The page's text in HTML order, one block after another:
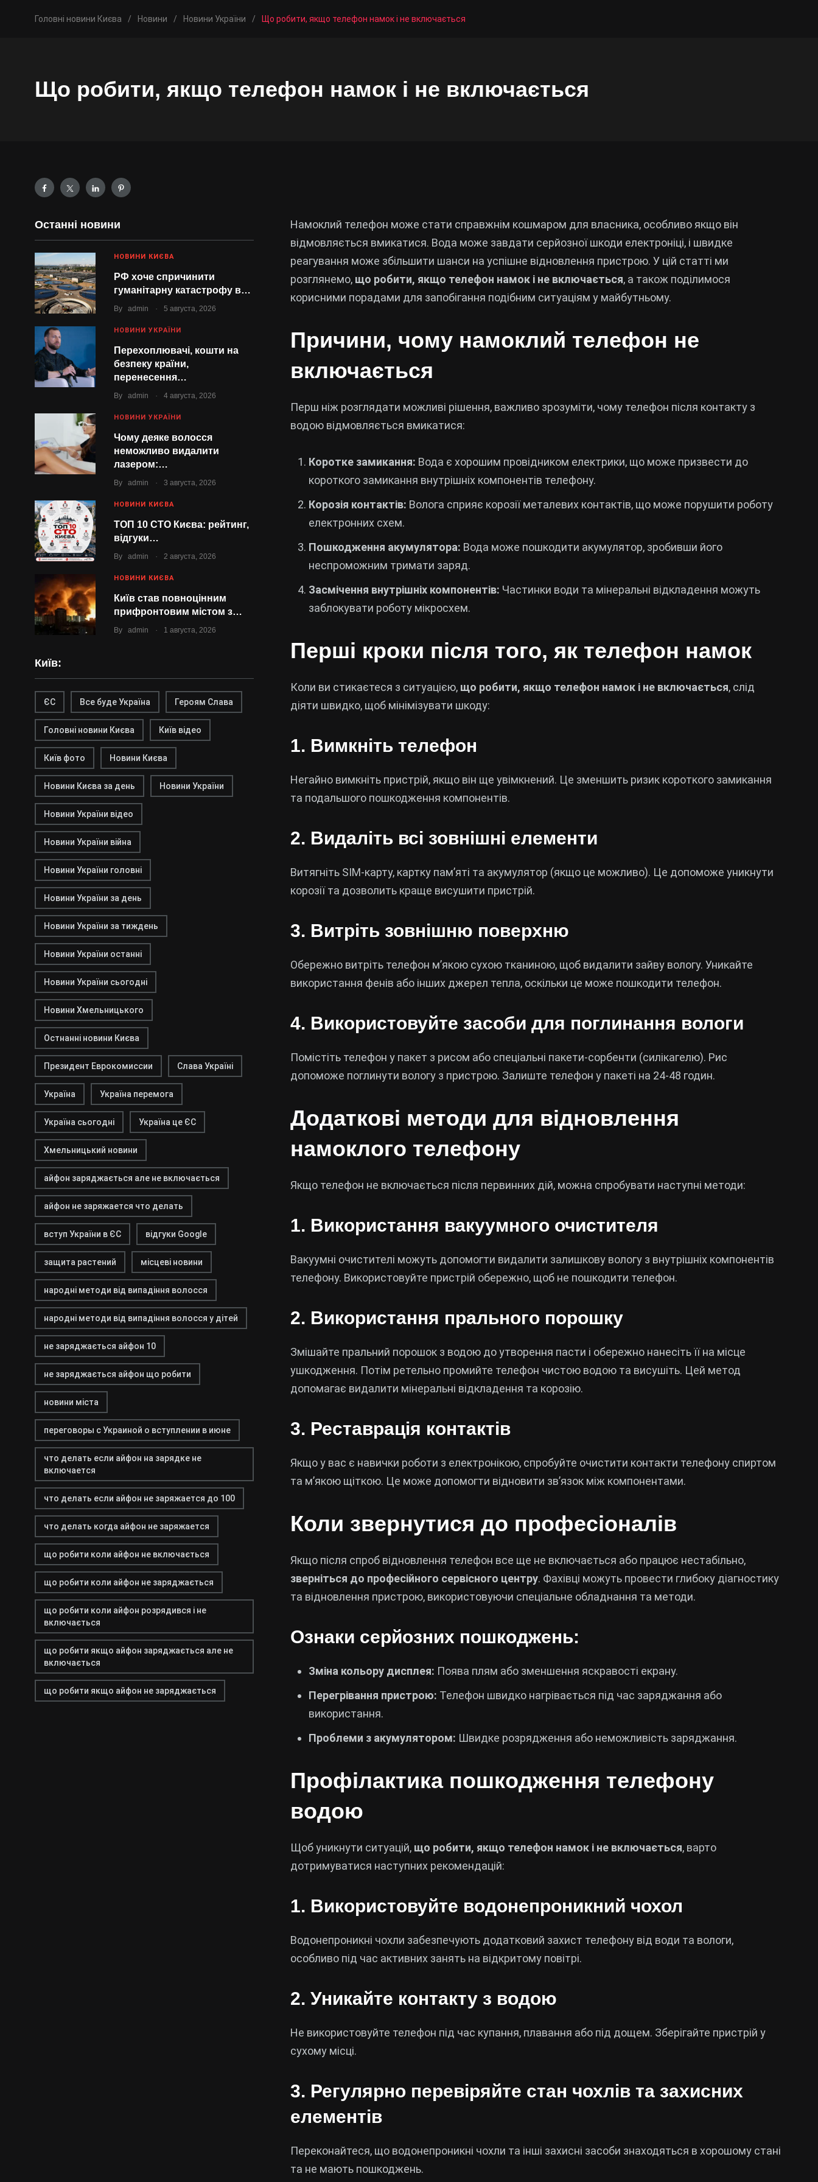
Головні новини Києва / Новини / Новини України / Що робити, якщо телефон намок і не включається
Що робити, якщо телефон намок і не включається
Останні новини
НОВИНИ КИЄВА
РФ хоче спричинити
гуманітарну катастрофу в…
By admin . 5 августа, 2026
НОВИНИ УКРАЇНИ
Перехоплювачі, кошти на
безпеку країни,
перенесення…
By admin . 4 августа, 2026
НОВИНИ УКРАЇНИ
Чому деяке волосся
неможливо видалити
лазером:…
By admin . 3 августа, 2026
НОВИНИ КИЄВА
ТОП 10 СТО Києва: рейтинг,
відгуки…
By admin . 2 августа, 2026
НОВИНИ КИЄВА
Київ став повноцінним
прифронтовим містом з…
By admin . 1 августа, 2026
Київ:
ЄС Все буде Україна Героям Слава
Головні новини Києва Київ відео
Київ фото Новини Києва
Новини Києва за день Новини України
Новини України відео
Новини України війна
Новини України головні
Новини України за день
Новини України за тиждень
Новини України останні
Новини України сьогодні
Новини Хмельницького
Остнанні новини Києва
Президент Еврокомиссии Слава Україні
Україна Україна перемога
Україна сьогодні Україна це ЄС
Хмельницький новини
айфон заряджається але не включається
айфон не заряжается что делать
вступ України в ЄС відгуки Google
защита растений місцеві новини
народні методи від випадіння волосся
народні методи від випадіння волосся у дітей
не заряджається айфон 10
не заряджається айфон що робити
новини міста
переговоры с Украиной о вступлении в июне
что делать если айфон на зарядке не
включается
что делать если айфон не заряжается до 100
что делать когда айфон не заряжается
що робити коли айфон не включається
що робити коли айфон не заряджається
що робити коли айфон розрядився і не
включається
що робити якщо айфон заряджається але не
включається
що робити якщо айфон не заряджається
Намоклий телефон може стати справжнім кошмаром для власника, особливо якщо він
відмовляється вмикатися. Вода може завдати серйозної шкоди електроніці, і швидке
реагування може збільшити шанси на успішне відновлення пристрою. У цій статті ми
розглянемо, що робити, якщо телефон намок і не включається, а також поділимося
корисними порадами для запобігання подібним ситуаціям у майбутньому.
Причини, чому намоклий телефон не
включається
Перш ніж розглядати можливі рішення, важливо зрозуміти, чому телефон після контакту з
водою відмовляється вмикатися:
Коротке замикання: Вода є хорошим провідником електрики, що може призвести до
короткого замикання внутрішніх компонентів телефону.
Корозія контактів: Волога сприяє корозії металевих контактів, що може порушити роботу
електронних схем.
Пошкодження акумулятора: Вода може пошкодити акумулятор, зробивши його
неспроможним тримати заряд.
Засмічення внутрішніх компонентів: Частинки води та мінеральні відкладення можуть
заблокувати роботу мікросхем.
Перші кроки після того, як телефон намок
Коли ви стикаєтеся з ситуацією, що робити, якщо телефон намок і не включається, слід
діяти швидко, щоб мінімізувати шкоду:
1. Вимкніть телефон
Негайно вимкніть пристрій, якщо він ще увімкнений. Це зменшить ризик короткого замикання
та подальшого пошкодження компонентів.
2. Видаліть всі зовнішні елементи
Витягніть SIM-карту, картку пам’яті та акумулятор (якщо це можливо). Це допоможе уникнути
корозії та дозволить краще висушити пристрій.
3. Витріть зовнішню поверхню
Обережно витріть телефон м’якою сухою тканиною, щоб видалити зайву вологу. Уникайте
використання фенів або інших джерел тепла, оскільки це може пошкодити телефон.
4. Використовуйте засоби для поглинання вологи
Помістіть телефон у пакет з рисом або спеціальні пакети-сорбенти (силікагелю). Рис
допоможе поглинути вологу з пристрою. Залиште телефон у пакеті на 24-48 годин.
Додаткові методи для відновлення
намоклого телефону
Якщо телефон не включається після первинних дій, можна спробувати наступні методи:
1. Використання вакуумного очистителя
Вакуумні очистителі можуть допомогти видалити залишкову вологу з внутрішніх компонентів
телефону. Використовуйте пристрій обережно, щоб не пошкодити телефон.
2. Використання прального порошку
Змішайте пральний порошок з водою до утворення пасти і обережно нанесіть її на місце
ушкодження. Потім ретельно промийте телефон чистою водою та висушіть. Цей метод
допомагає видалити мінеральні відкладення та корозію.
3. Реставрація контактів
Якщо у вас є навички роботи з електронікою, спробуйте очистити контакти телефону спиртом
та м’якою щіткою. Це може допомогти відновити зв’язок між компонентами.
Коли звернутися до професіоналів
Якщо після спроб відновлення телефон все ще не включається або працює нестабільно,
зверніться до професійного сервісного центру. Фахівці можуть провести глибоку діагностику
та відновлення пристрою, використовуючи спеціальне обладнання та методи.
Ознаки серйозних пошкоджень:
Зміна кольору дисплея: Поява плям або зменшення яскравості екрану.
Перегрівання пристрою: Телефон швидко нагрівається під час заряджання або
використання.
Проблеми з акумулятором: Швидке розрядження або неможливість заряджання.
Профілактика пошкодження телефону
водою
Щоб уникнути ситуацій, що робити, якщо телефон намок і не включається, варто
дотримуватися наступних рекомендацій:
1. Використовуйте водонепроникний чохол
Водонепроникні чохли забезпечують додатковий захист телефону від води та вологи,
особливо під час активних занять на відкритому повітрі.
2. Уникайте контакту з водою
Не використовуйте телефон під час купання, плавання або під дощем. Зберігайте пристрій у
сухому місці.
3. Регулярно перевіряйте стан чохлів та захисних
елементів
Переконайтеся, що водонепроникні чохли та інші захисні засоби знаходяться в хорошому стані
та не мають пошкоджень.